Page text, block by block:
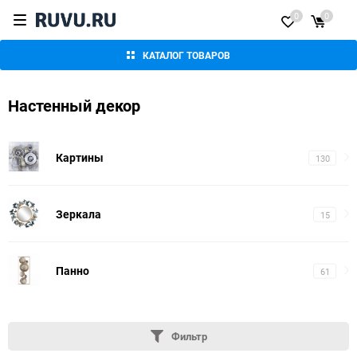
КАТАЛОГ ТОВАРОВ
0 0
Настенный декор
130
Картины
15
Зеркала
61
Панно
Фильтр